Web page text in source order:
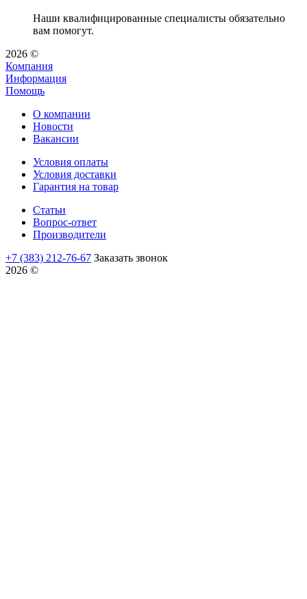
Наши квалифицированные специалисты обязательно
вам помогут.
2026 ©
Компания
Информация
Помощь
О компании
Новости
Вакансии
Условия оплаты
Условия доставки
Гарантия на товар
Статьи
Вопрос-ответ
Производители
+7 (383) 212-76-67 Заказать звонок
2026 ©